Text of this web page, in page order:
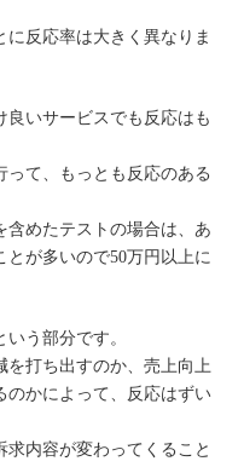
反応率は大きく異なりま
良いサービスでも反応はも
って、もっとも反応のある
含めたテストの場合は、あ
が多いので50万円以上に
う部分です。
を打ち出すのか、売上向上
のかによって、反応はずい
内容が変わってくること